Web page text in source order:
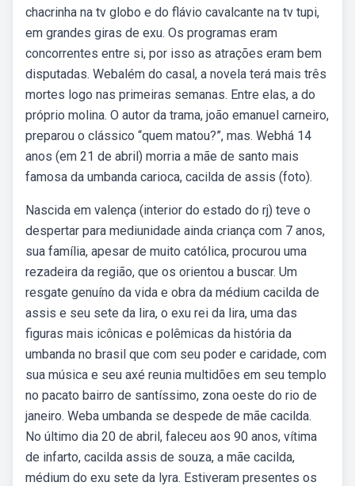
chacrinha na tv globo e do flávio cavalcante na tv tupi,
em grandes giras de exu. Os programas eram
concorrentes entre si, por isso as atrações eram bem
disputadas. Webalém do casal, a novela terá mais três
mortes logo nas primeiras semanas. Entre elas, a do
próprio molina. O autor da trama, joão emanuel carneiro,
preparou o clássico “quem matou?”, mas. Webhá 14
anos (em 21 de abril) morria a mãe de santo mais
famosa da umbanda carioca, cacilda de assis (foto).
Nascida em valença (interior do estado do rj) teve o
despertar para mediunidade ainda criança com 7 anos,
sua família, apesar de muito católica, procurou uma
rezadeira da região, que os orientou a buscar. Um
resgate genuíno da vida e obra da médium cacilda de
assis e seu sete da lira, o exu rei da lira, uma das
figuras mais icônicas e polêmicas da história da
umbanda no brasil que com seu poder e caridade, com
sua música e seu axé reunia multidões em seu templo
no pacato bairro de santíssimo, zona oeste do rio de
janeiro. Weba umbanda se despede de mãe cacilda.
No último dia 20 de abril, faleceu aos 90 anos, vítima
de infarto, cacilda assis de souza, a mãe cacilda,
médium do exu sete da lyra. Estiveram presentes os